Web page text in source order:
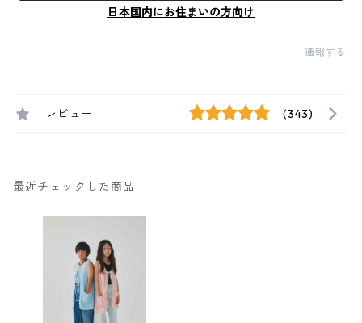
日本国内にお住まいの方向け
通報する
レビュー (343)
最近チェックした商品